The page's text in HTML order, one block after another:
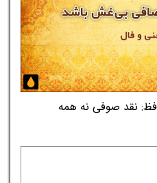
دیوان حافظ: نقد صوفی نه همه